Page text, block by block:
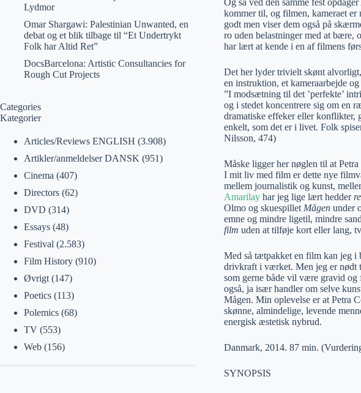
Og så ved den samme fest
kommer til, og filmen, kameraet er
godt men viser dem også på
ro uden belastninger med at bære,
har lært at kende i en af filmens
Det her lyder trivielt skønt
en instruktion, et kameraarbejde
”I modsætning til det ’perfekte’
og i stedet koncentrere sig om en
dramatiske effeker eller konflikter,
enkelt, som det er i livet. Folk
Nilsson, 474)
Måske ligger her nøglen til at
I mit liv med film er dette nye
mellem journalistik og kunst,
Amarilayhar jeg lige lært hedder
Olmo og skuespillet Mågenunder
emne og mindre ligetil, mindre
film uden at tilføje kort eller lang,
Med så tætpakket en film kan jeg i
drivkraft i værket. Men jeg er nødt
som gerne både vil være gravid og
også, ja især handler om selve
Mågen. Min oplevelse er at Petra
skønne, almindelige, levende
energisk æstetisk nybrud.
Danmark, 2014. 87 min.
SYNOPSIS
Lydmor
Omar Shargawi: Palestinian Unwanted, en
debat og et blik tilbage til “Et Undertrykt
Folk har Altid Ret”
DocsBarcelona: Artistic Consultancies for
Rough Cut Projects
Categories
Kategorier
Articles/Reviews ENGLISH (3.908)
Artikler/anmeldelser DANSK (951)
Cinema (407)
Directors(62)
DVD (314)
Essays(48)
Festival (2.583)
Film History(910)
Øvrigt(147)
Poetics(113)
Polemics(68)
TV(553)
Web(156)